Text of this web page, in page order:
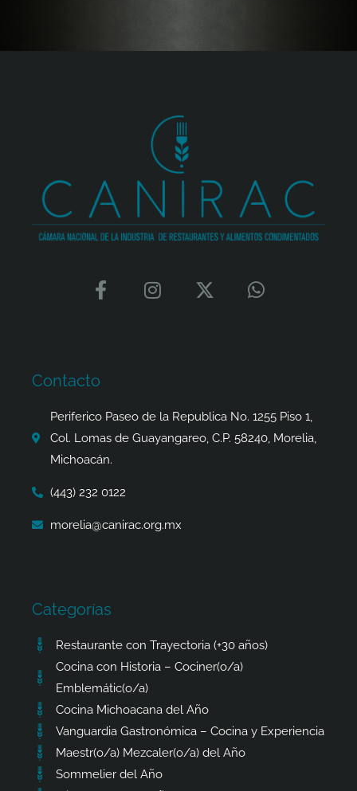
F
a
o
k
-
f
I
n
a
m
X
-
e
r
W
h
p
Contacto
Periferico Paseo de la Republica No. 1255 Piso 1,
Col. Lomas de Guayangareo, C.P. 58240, Morelia,
Michoacán.
(443) 232 0122
morelia@canirac.org.mx
Categorías
Restaurante con Trayectoria (+30 años)
Cocina con Historia – Cociner(o/a)
Emblemátic(o/a)
Cocina Michoacana del Año
Vanguardia Gastronómica – Cocina y Experiencia
Maestr(o/a) Mezcaler(o/a) del Año
Sommelier del Año